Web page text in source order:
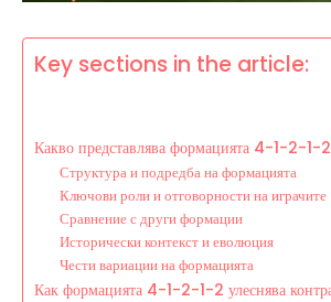
Key sections in the article:
Какво представлява формацията 4-1-2-1-
Структура и подредба на формацията
Ключови роли и отговорности на играчите
Сравнение с други формации
Исторически контекст и еволюция
Чести вариации на формацията
Как формацията 4-1-2-1-2 улеснява